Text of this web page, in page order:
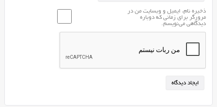
ذخیره نام، ایمیل و وبسایت من در
مرورگر برای زمانی که دوباره
دیدگاهی می‌نویسم.